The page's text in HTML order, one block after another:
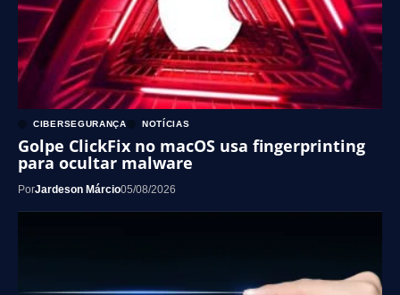
CIBERSEGURANÇA NOTÍCIAS
Golpe ClickFix no macOS usa fingerprinting
para ocultar malware
PorJardeson Márcio05/08/2026